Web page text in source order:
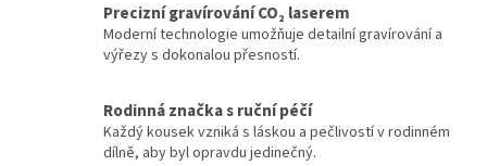
Precizní gravírování CO₂ laserem
Moderní technologie umožňuje detailní gravírování a
výřezy s dokonalou přesností.
Rodinná značka s ruční péčí
Každý kousek vzniká s láskou a pečlivostí v rodinném
dílně, aby byl opravdu jedinečný.